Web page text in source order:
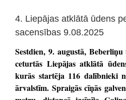
4. Liepājas atklātā ūdens
sacensības 9.08.2025
Sestdien, 9. augustā,
ceturtās Liepājas atklātā
kurās startēja 116 dalībnieki
ārvalstīm. Spraigās cīņās